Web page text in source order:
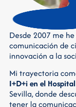
Desde 2007 me
comunicación de
innovación a la
Mi trayectoria
I+D+i en el
Sevilla, donde
tener la